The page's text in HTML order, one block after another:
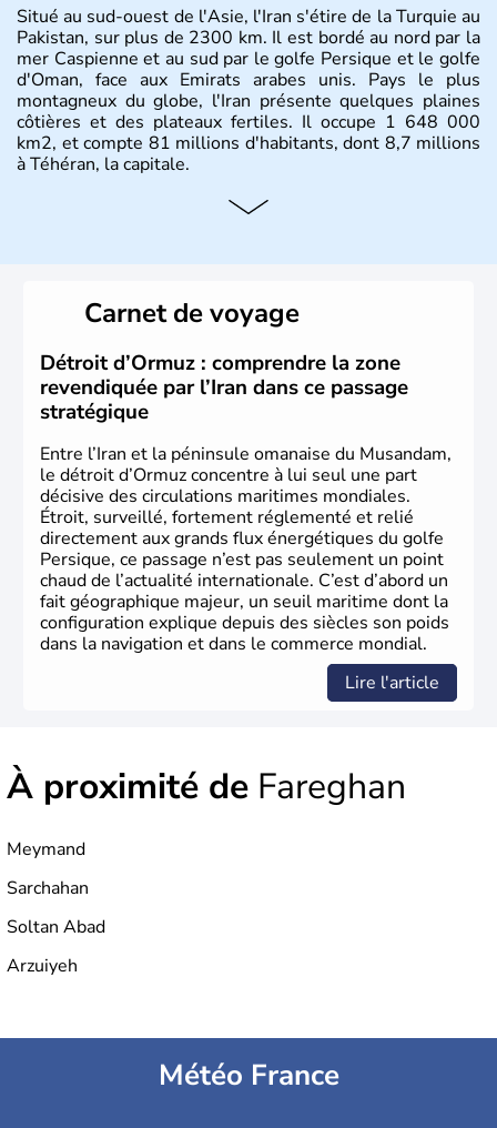
Situé au sud-ouest de l'Asie, l'Iran s'étire de la Turquie au
Pakistan, sur plus de 2300 km. Il est bordé au nord par la
mer Caspienne et au sud par le golfe Persique et le golfe
d'Oman, face aux Emirats arabes unis. Pays le plus
montagneux du globe, l'Iran présente quelques plaines
côtières et des plateaux fertiles. Il occupe 1 648 000
km2, et compte 81 millions d'habitants, dont 8,7 millions
à Téhéran, la capitale.
Carnet de voyage
Détroit d’Ormuz : comprendre la zone
revendiquée par l’Iran dans ce passage
stratégique
Entre l’Iran et la péninsule omanaise du Musandam,
le détroit d’Ormuz concentre à lui seul une part
décisive des circulations maritimes mondiales.
Étroit, surveillé, fortement réglementé et relié
directement aux grands flux énergétiques du golfe
Persique, ce passage n’est pas seulement un point
chaud de l’actualité internationale. C’est d’abord un
fait géographique majeur, un seuil maritime dont la
configuration explique depuis des siècles son poids
dans la navigation et dans le commerce mondial.
Lire l'article
À proximité de Fareghan
Meymand
Sarchahan
Soltan Abad
Arzuiyeh
Météo France